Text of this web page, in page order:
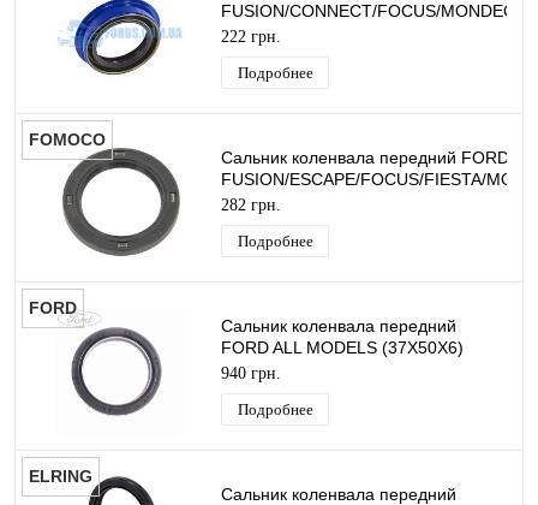
FUSION/CONNECT/FOCUS/MONDEO/
(40X55X13) BGA
222 грн.
Подробнее
FOMOCO
Сальник коленвала передний FORD
FUSION/ESCAPE/FOCUS/FIESTA/
MAX (Ø33X47X5) ORIGINAL
282 грн.
Подробнее
FORD
Сальник коленвала передний
FORD ALL MODELS (37X50X6)
ORIGINAL
940 грн.
Подробнее
ELRING
Сальник коленвала передний